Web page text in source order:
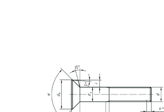
Крюки, кольца с
метрической резьбой
Крюки, кольца с шурупной